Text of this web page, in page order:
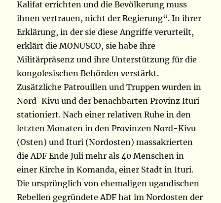
Kalifat errichten und die Bevölkerung muss
ihnen vertrauen, nicht der Regierung“. In ihrer
Erklärung, in der sie diese Angriffe verurteilt,
erklärt die MONUSCO, sie habe ihre
Militärpräsenz und ihre Unterstützung für die
kongolesischen Behörden verstärkt.
Zusätzliche Patrouillen und Truppen wurden in
Nord-Kivu und der benachbarten Provinz Ituri
stationiert. Nach einer relativen Ruhe in den
letzten Monaten in den Provinzen Nord-Kivu
(Osten) und Ituri (Nordosten) massakrierten
die ADF Ende Juli mehr als 40 Menschen in
einer Kirche in Komanda, einer Stadt in Ituri.
Die ursprünglich von ehemaligen ugandischen
Rebellen gegründete ADF hat im Nordosten der